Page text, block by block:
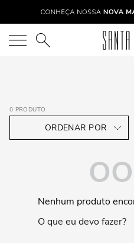
O que você está procurando?
0 PRODUTO
Nenhum produto
O que eu devo fazer?